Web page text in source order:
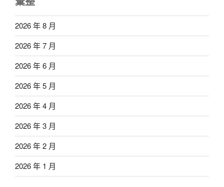
2026 年 8 月
2026 年 7 月
2026 年 6 月
2026 年 5 月
2026 年 4 月
2026 年 3 月
2026 年 2 月
2026 年 1 月